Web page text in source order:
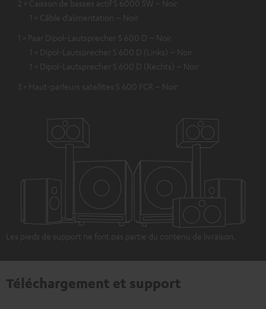
2 × Caisson de basses actif S 6000 SW – Noir
1 × Câble d’alimentation – Noir
1 × Paar Dipol-Lautsprecher S 600 D – Noir
1 × Dipol-Lautsprecher S 600 D (Links) – Noir
1 × Dipol-Lautsprecher S 600 D (Rechts) – Noir
3 × Haut-parleurs satellites S 600 FCR – Noir
Les pieds de support ne font pas partie du contenu de livraison.
Téléchargement et support